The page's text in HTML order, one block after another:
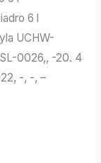
6 l
UCHW-
0026,, -20. 4
-, -, –